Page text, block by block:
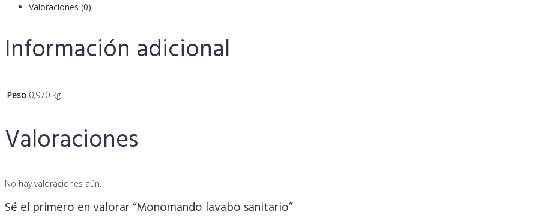
Valoraciones (0)
Información adicional
Peso 0,970 kg
Valoraciones
No hay valoraciones aún.
Sé el primero en valorar “Monomando lavabo sanitario”